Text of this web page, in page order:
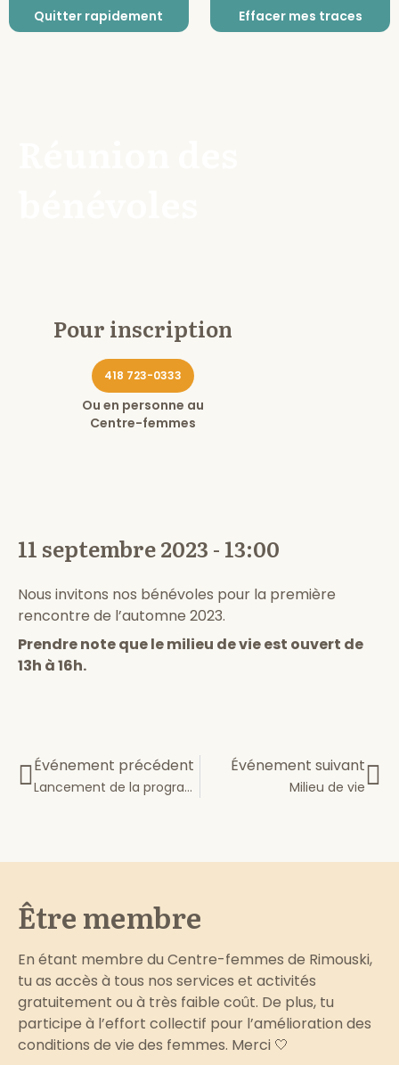
Quitter rapidement Effacer mes traces
Pour inscription
418 723-0333
Ou en personne au
Centre-femmes
11 septembre 2023 - 13:00
Nous invitons nos bénévoles pour la première
rencontre de l’automne 2023.
Prendre note que le milieu de vie est ouvert de
13h à 16h.
Événement précédent
Lancement de la programmation
Événement suivant
Milieu de vie
Être membre
En étant membre du Centre-femmes de Rimouski,
tu as accès à tous nos services et activités
gratuitement ou à très faible coût. De plus, tu
participe à l’effort collectif pour l’amélioration des
conditions de vie des femmes. Merci 🤍